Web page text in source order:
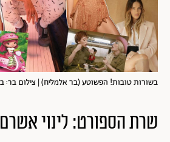
בשורות טובות! הפשוטע (בר אלמליח) | צילום בר:
שרת הספורט: לינוי אשרם